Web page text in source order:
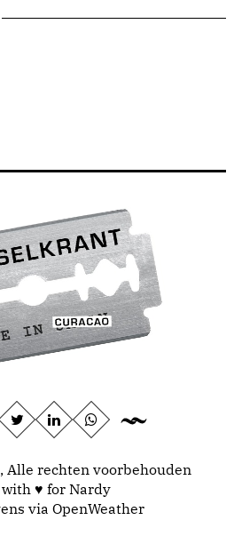
Alle rechten voorbehouden
♥ for Nardy
via OpenWeather